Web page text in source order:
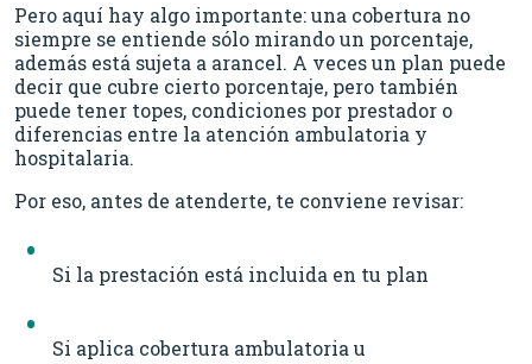
Pero aquí hay algo importante: una cobertura no
siempre se entiende sólo mirando un porcentaje,
además está sujeta a arancel. A veces un plan puede
decir que cubre cierto porcentaje, pero también
puede tener topes, condiciones por prestador o
diferencias entre la atención ambulatoria y
hospitalaria.
Por eso, antes de atenderte, te conviene revisar:
Si la prestación está incluida en tu plan
Si aplica cobertura ambulatoria u